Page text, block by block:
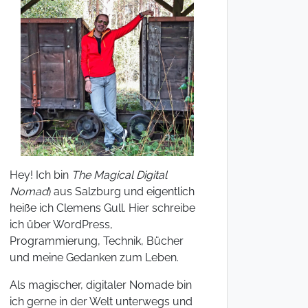
Hey! Ich bin The Magical Digital
Nomad) aus Salzburg und eigentlich
heiße ich Clemens Gull. Hier schreibe
ich über WordPress,
Programmierung, Technik, Bücher
und meine Gedanken zum Leben.
Als magischer, digitaler Nomade bin
ich gerne in der Welt unterwegs und